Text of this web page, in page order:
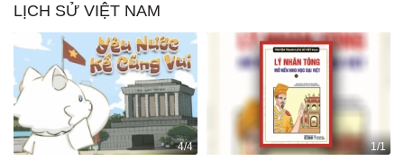
LỊCH SỬ VIỆT NAM
4/4 1/1